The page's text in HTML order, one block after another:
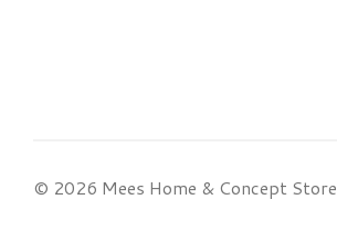
© 2026 Mees Home & Concept Store